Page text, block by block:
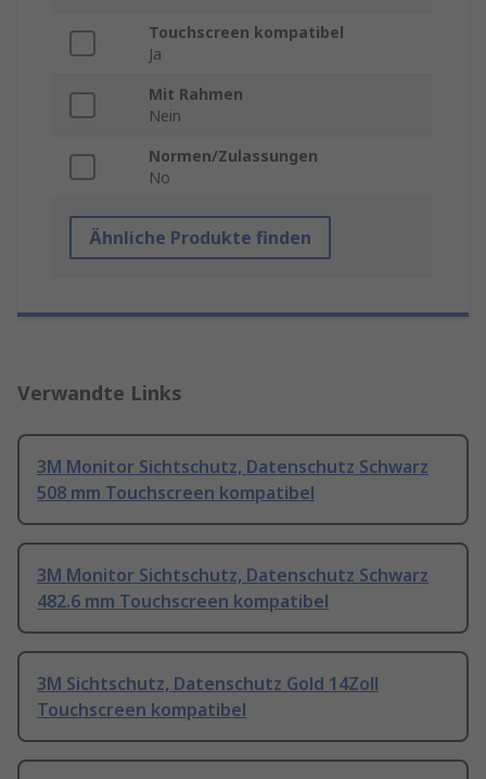
Touchscreen kompatibel
Ja
Mit Rahmen
Nein
Normen/Zulassungen
No
Ähnliche Produkte finden
Verwandte Links
3M Monitor Sichtschutz, Datenschutz Schwarz
508 mm Touchscreen kompatibel
3M Monitor Sichtschutz, Datenschutz Schwarz
482.6 mm Touchscreen kompatibel
3M Sichtschutz, Datenschutz Gold 14Zoll
Touchscreen kompatibel